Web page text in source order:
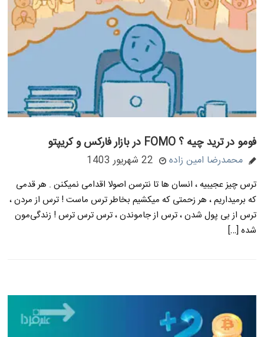
فومو در ترید چیه ؟ FOMO در بازار فارکس و کریپتو
محمدرضا امین زاده 22 شهریور 1403
ترس چیز عجیبیه ، انسان ها تا نترسن اصولا اقدامی نمیکنن . هر قدمی
که برمیداریم ، هر زحمتی که میکشیم بخاطر ترس ماست ! ترس از مردن ،
ترس از بی پول شدن ، ترس از جاموندن ، ترس ترس ترس ! زندگی‌مون
شده […]